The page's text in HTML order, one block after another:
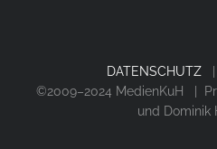
DATENSCHUTZ
©2009–2024 MedienKuH |
und Dominik